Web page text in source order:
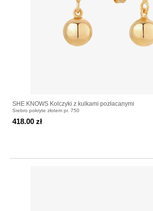
SHE KNOWS Kolczyki z kulkami pozłacanymi
Srebro pokryte złotem pr. 750
418.00 zł